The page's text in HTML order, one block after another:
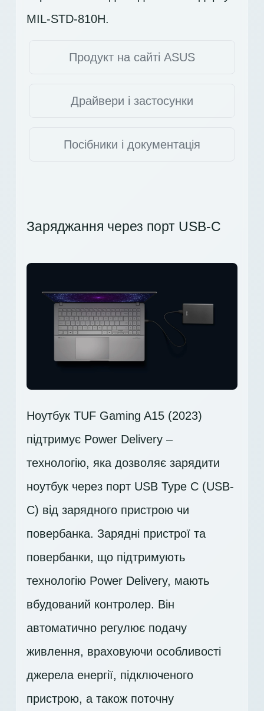
MIL-STD-810H.
Продукт на сайті ASUS
Драйвери і застосунки
Посібники і документація
Заряджання через порт USB-C
Ноутбук TUF Gaming A15 (2023)
підтримує Power Delivery –
технологію, яка дозволяє зарядити
ноутбук через порт USB Type C (USB-
C) від зарядного пристрою чи
повербанка. Зарядні пристрої та
повербанки, що підтримують
технологію Power Delivery, мають
вбудований контролер. Він
автоматично регулює подачу
живлення, враховуючи особливості
джерела енергії, підключеного
пристрою, а також поточну